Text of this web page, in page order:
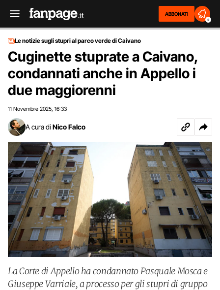
ABBONATI
2
Le notizie sugli stupri al parco verde di Caivano
Cuginette stuprate a Caivano,
condannati anche in Appello i
due maggiorenni
11 Novembre 2025 16:33
A cura di Nico Falco
La Corte di Appello ha condannato Pasquale Mosca e
Giuseppe Varriale, a processo per gli stupri di gruppo